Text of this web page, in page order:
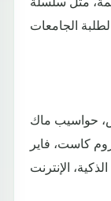
حواسيب ماك
كاست، فاير